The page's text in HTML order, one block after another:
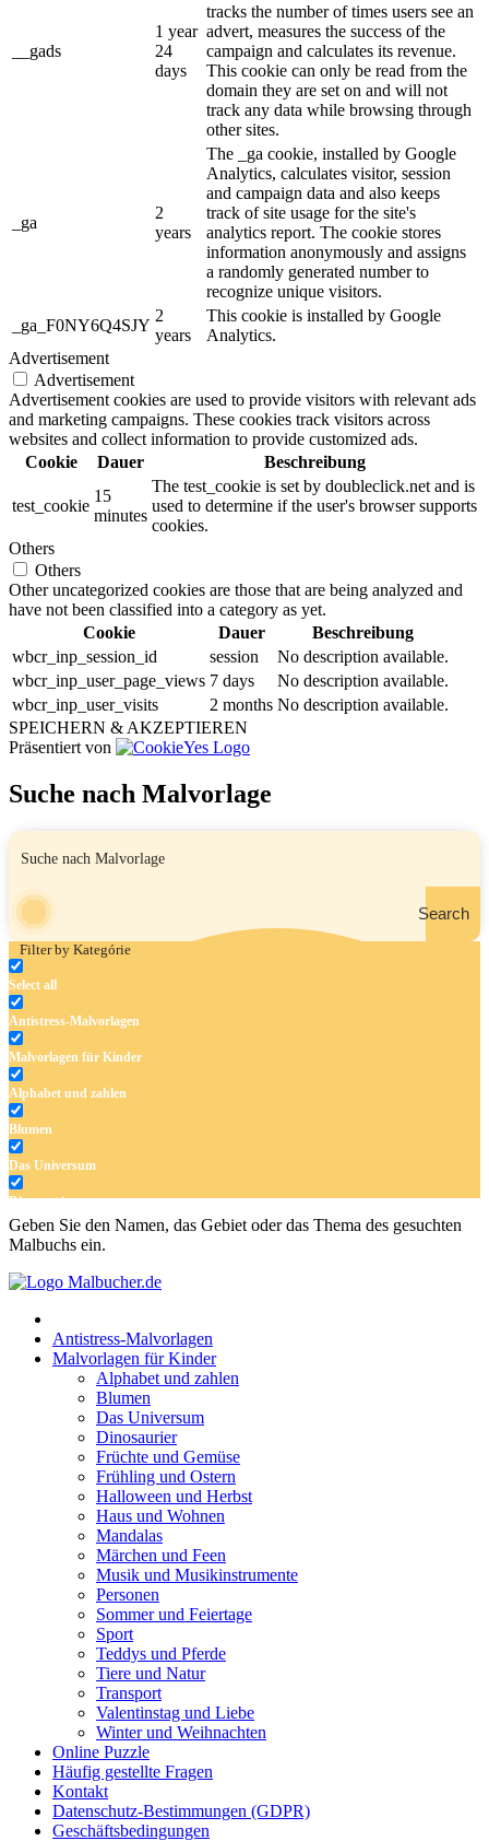
__gads
1 year
24
days
tracks the number of times users see an
advert, measures the success of the
campaign and calculates its revenue.
This cookie can only be read from the
domain they are set on and will not
track any data while browsing through
other sites.
_ga
2
years
The _ga cookie, installed by Google
Analytics, calculates visitor, session
and campaign data and also keeps
track of site usage for the site's
analytics report. The cookie stores
information anonymously and assigns
a randomly generated number to
recognize unique visitors.
_ga_F0NY6Q4SJY
2
years
This cookie is installed by Google
Analytics.
Advertisement
Advertisement
Advertisement cookies are used to provide visitors with relevant ads
and marketing campaigns. These cookies track visitors across
websites and collect information to provide customized ads.
Cookie
Dauer Beschreibung
test_cookie
15
minutes
The test_cookie is set by doubleclick.net and is
used to determine if the user's browser supports
cookies.
Others
Others
Other uncategorized cookies are those that are being analyzed and
have not been classified into a category as yet.
Cookie
Dauer
Beschreibung
wbcr_inp_session_id
session
No description available.
wbcr_inp_user_page_views 7 days
No description available.
wbcr_inp_user_visits
2 months No description available.
SPEICHERN & AKZEPTIEREN
Präsentiert von
Suche nach Malvorlage
Search
Filter by Kategórie
Select all
Antistress-Malvorlagen
Malvorlagen für Kinder
Alphabet und zahlen
Blumen
Das Universum
Dinosaurier
Früchte und Gemüse
Frühling und Ostern
Haus und Wohnen
Märchen und Feen
Musik und Musikinstrumente
Sommer und Feiertage
Teddys und Pferde
Tiere und Natur
Valentinstag und Liebe
Winter und Weihnachten
Nezaradené
Unkategorisiert
Geben Sie den Namen, das Gebiet oder das Thema des gesuchten
Malbuchs ein.
Antistress-Malvorlagen
Malvorlagen für Kinder
Alphabet und zahlen
Blumen
Das Universum
Dinosaurier
Früchte und Gemüse
Frühling und Ostern
Halloween und Herbst
Haus und Wohnen
Mandalas
Märchen und Feen
Musik und Musikinstrumente
Personen
Sommer und Feiertage
Sport
Teddys und Pferde
Tiere und Natur
Transport
Valentinstag und Liebe
Winter und Weihnachten
Online Puzzle
Häufig gestellte Fragen
Kontakt
Datenschutz-Bestimmungen (GDPR)
Geschäftsbedingungen